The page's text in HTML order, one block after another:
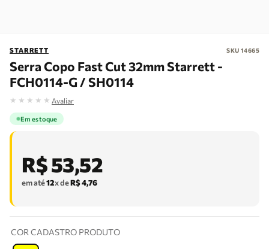
STARRETT SKU 14665
Serra Copo Fast Cut 32mm Starrett -
FCH0114-G / SH0114
★ ★ ★ ★ ★ Avaliar
Em estoque
R$53,52
em até12x deR$4,76
COR CADASTRO PRODUTO